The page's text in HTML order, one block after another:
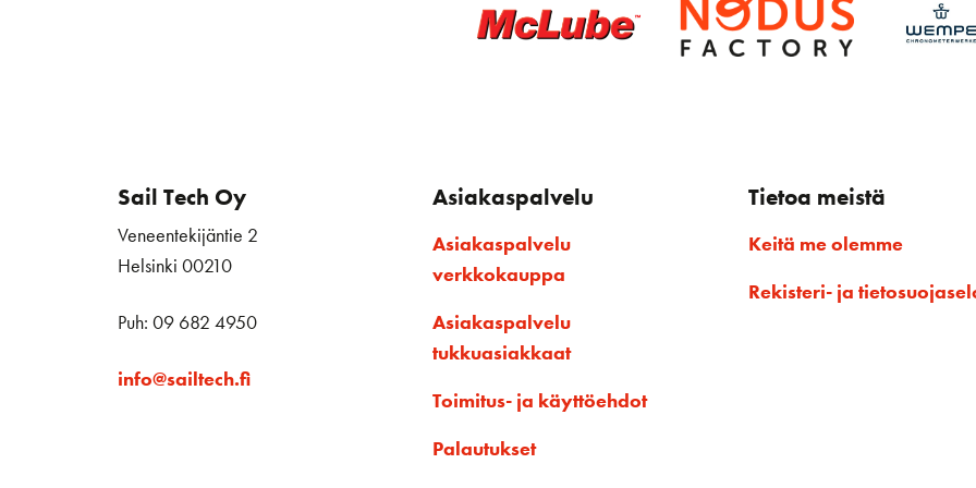
Sail Tech Oy
Veneentekijäntie 2
Helsinki 00210
Puh: 09 682 4950
info@sailtech.fi
Asiakaspalvelu
Asiakaspalvelu
verkkokauppa
Asiakaspalvelu
tukkuasiakkaat
Toimitus- ja käyttöehdot
Palautukset
Tietoa meistä
Keitä me olemme
Rekisteri- ja